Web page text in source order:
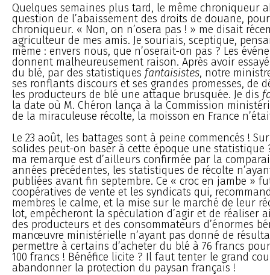
Quelques semaines plus tard, le même chroniqueur
question de l’abaissement des droits de douane,
chroniqueur. « Non, on n’osera pas ! » me disait
agriculteur de mes amis. Je souriais, sceptique,
même : envers nous, que n’oserait-on pas ? Les
donnent malheureusement raison. Après avoir
du blé, par des statistiques fantaisistes, notre
ses ronflants discours et ses grandes promesses, de
les producteurs de blé une attaque brusquée. Je dis
la date où M. Chéron lança à la Commission
de la miraculeuse récolte, la moisson en France
Le 23 août, les battages sont à peine commencés !
solides peut-on baser à cette époque une statistique
ma remarque est d’ailleurs confirmée par la
années précédentes, les statistiques de récolte
publiées avant fin septembre. Ce « croc en jambe »
coopératives de vente et les syndicats qui,
membres le calme, et la mise sur le marché de leur
lot, empêcheront la spéculation d’agir et de réaliser
des producteurs et des consommateurs d’énormes
manœuvre ministérielle n’ayant pas donné de
permettre à certains d’acheter du blé à 76 francs
100 francs ! Bénéfice licite ? Il faut tenter le grand
abandonner la protection du paysan français !